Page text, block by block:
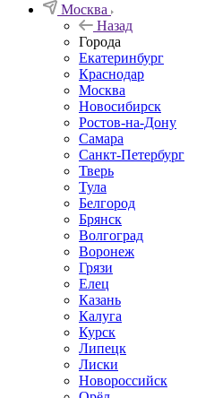
Москва
Назад
Города
Екатеринбург
Краснодар
Москва
Новосибирск
Ростов-на-Дону
Самара
Санкт-Петербург
Тверь
Тула
Белгород
Брянск
Волгоград
Воронеж
Грязи
Елец
Казань
Калуга
Курск
Липецк
Лиски
Новороссийск